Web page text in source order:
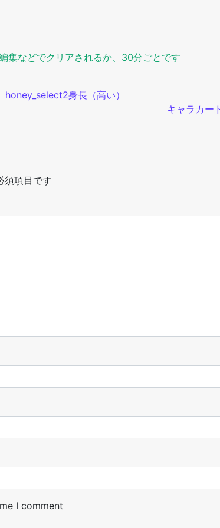
集などでクリアされるか、30分ごとです
honey_select2身長（高い）
キャラカー
須項目です
I comment